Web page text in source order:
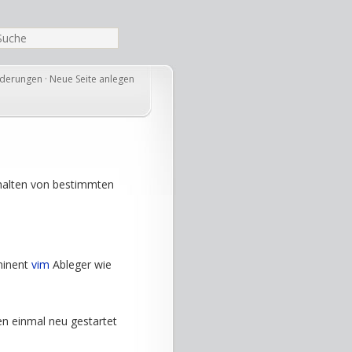
· Neue Seite anlegen
von bestimmten
vim Ableger wie
einmal neu gestartet